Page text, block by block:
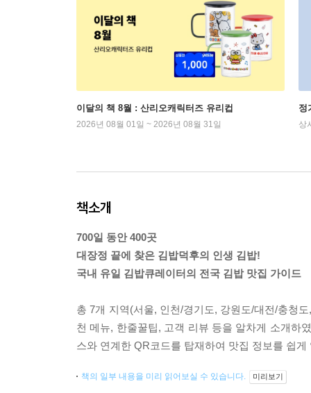
이달의 책 8월 : 산리오캐릭터즈 유리컵
2026년 08월 01일 ~ 2026년 08월 31일
정
상
책소개
700일 동안 400곳
대장정 끝에 찾은 김밥덕후의 인생 김밥!
국내 유일 김밥큐레이터의 전국 김밥 맛집 가이드
총 7개 지역(서울, 인천/경기도, 강원도/대전/충청
천 메뉴, 한줄꿀팁, 고객 리뷰 등을 알차게 소개하
스와 연계한 QR코드를 탑재하여 맛집 정보를 쉽게
책의 일부 내용을 미리 읽어보실 수 있습니다. 미리보기